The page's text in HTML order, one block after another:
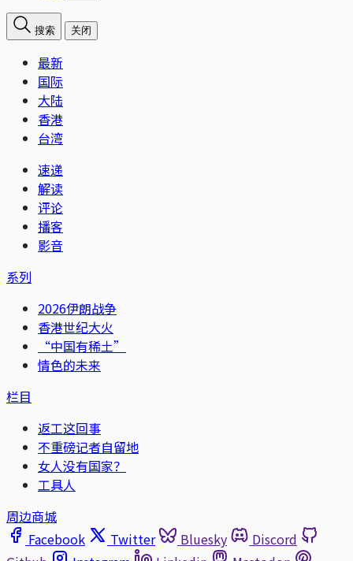
搜索 关闭
最新
国际
大陆
香港
台湾
速递
解读
评论
播客
影音
系列
2026伊朗战争
香港世纪大火
“中国有稀土”
情色的未来
栏目
返工这回事
不重磅记者自留地
女人没有国家？
工具人
周边商城
Facebook
Twitter Bluesky
Discord